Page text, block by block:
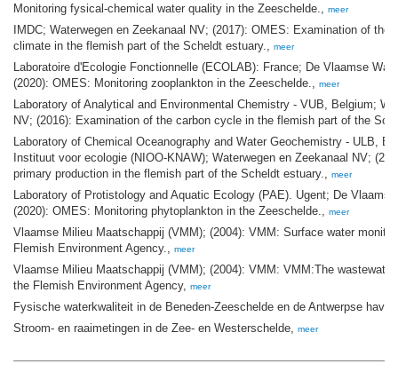
Monitoring fysical-chemical water quality in the Zeeschelde.,
meer
IMDC; Waterwegen en Zeekanaal NV; (2017): OMES: Examination of the
climate in the flemish part of the Scheldt estuary.,
meer
Laboratoire d'Ecologie Fonctionnelle (ECOLAB): France; De Vlaamse
(2020): OMES: Monitoring zooplankton in the Zeeschelde.,
meer
Laboratory of Analytical and Environmental Chemistry - VUB, Belgium;
NV; (2016): Examination of the carbon cycle in the flemish part of the
Laboratory of Chemical Oceanography and Water Geochemistry - ULB,
Instituut voor ecologie (NIOO-KNAW); Waterwegen en Zeekanaal NV;
primary production in the flemish part of the Scheldt estuary.,
meer
Laboratory of Protistology and Aquatic Ecology (PAE). Ugent; De
(2020): OMES: Monitoring phytoplankton in the Zeeschelde.,
meer
Vlaamse Milieu Maatschappij (VMM); (2004): VMM: Surface water
Flemish Environment Agency.,
meer
Vlaamse Milieu Maatschappij (VMM); (2004): VMM: VMM:The
the Flemish Environment Agency,
meer
Fysische waterkwaliteit in de Beneden-Zeeschelde en de Antwerpse
Stroom- en raaimetingen in de Zee- en Westerschelde,
meer